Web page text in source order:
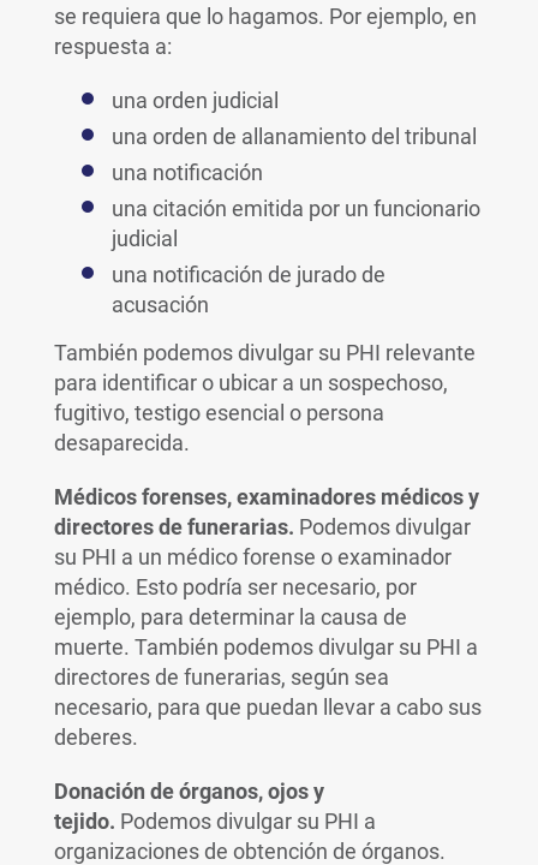
se requiera que lo hagamos. Por ejemplo, en
respuesta a:
una orden judicial
una orden de allanamiento del tribunal
una notificación
una citación emitida por un funcionario
judicial
una notificación de jurado de
acusación
También podemos divulgar su PHI relevante
para identificar o ubicar a un sospechoso,
fugitivo, testigo esencial o persona
desaparecida.
Médicos forenses, examinadores médicos y
directores de funerarias. Podemos divulgar
su PHI a un médico forense o examinador
médico. Esto podría ser necesario, por
ejemplo, para determinar la causa de
muerte. También podemos divulgar su PHI a
directores de funerarias, según sea
necesario, para que puedan llevar a cabo sus
deberes.
Donación de órganos, ojos y
tejido. Podemos divulgar su PHI a
organizaciones de obtención de órganos.